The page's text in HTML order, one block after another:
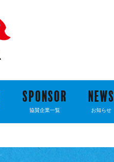
SPONSOR
協賛企業一覧
NEWS
お知らせ